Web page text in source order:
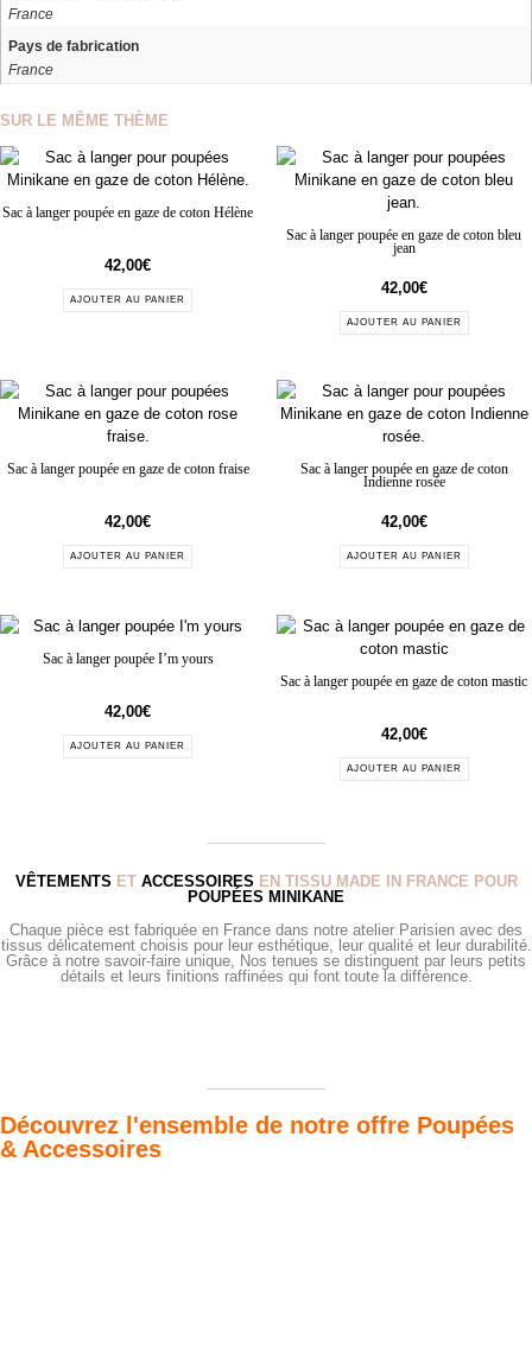
France
Pays de fabrication
France
SUR LE MÊME THÈME
Sac à langer poupée en gaze de coton Hélène
42,00€
AJOUTER AU PANIER
Sac à langer poupée en gaze de coton bleu
jean
42,00€
AJOUTER AU PANIER
Sac à langer poupée en gaze de coton fraise
42,00€
AJOUTER AU PANIER
Sac à langer poupée en gaze de coton
Indienne rosée
42,00€
AJOUTER AU PANIER
Sac à langer poupée I’m yours
42,00€
AJOUTER AU PANIER
Sac à langer poupée en gaze de coton mastic
42,00€
AJOUTER AU PANIER
VÊTEMENTS ET ACCESSOIRES EN TISSU MADE IN FRANCE POUR
POUPÉES MINIKANE
Chaque pièce est fabriquée en France dans notre atelier Parisien avec des
tissus délicatement choisis pour leur esthétique, leur qualité et leur durabilité.
Grâce à notre savoir-faire unique, Nos tenues se distinguent par leurs petits
détails et leurs finitions raffinées qui font toute la différence.
Découvrez l'ensemble de notre offre Poupées
& Accessoires